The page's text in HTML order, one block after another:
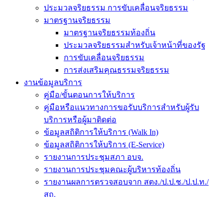
ประมวลจริยธรรม การขับเคลื่อนจริยธรรม
มาตรฐานจริยธรรม
มาตรฐานจริยธรรมท้องถิ่น
ประมวลจริยธรรมสำหรับเจ้าหน้าที่ของรัฐ
การขับเคลื่อนจริยธรรม
การส่งเสริมคุณธรรมจริยธรรม
งานข้อมูลบริการ
คู่มือ/ขั้นตอนการให้บริการ
คู่มือหรือแนวทางการขอรับบริการสำหรับผู้รับ
บริการหรือผู้มาติดต่อ
ข้อมูลสถิติการให้บริการ (Walk In)
ข้อมูลสถิติการให้บริการ (E-Service)
รายงานการประชุมสภา อบจ.
รายงานการประชุมคณะผู้บริหารท้องถิ่น
รายงานผลการตรวจสอบจาก สตง./ป.ป.ช./ป.ป.ท./
สถ.